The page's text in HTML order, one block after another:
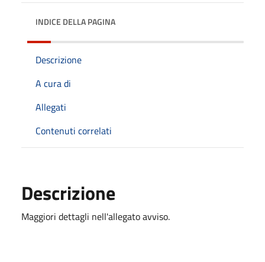
INDICE DELLA PAGINA
Descrizione
A cura di
Allegati
Contenuti correlati
Descrizione
Maggiori dettagli nell'allegato avviso.